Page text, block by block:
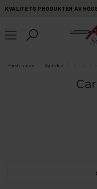
KVALITETS PRODUKTER AV
Förstasidan Spackel